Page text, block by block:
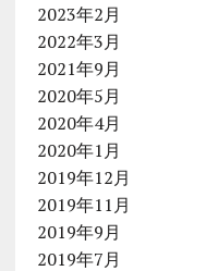
2023年2月
2022年3月
2021年9月
2020年5月
2020年4月
2020年1月
2019年12月
2019年11月
2019年9月
2019年7月